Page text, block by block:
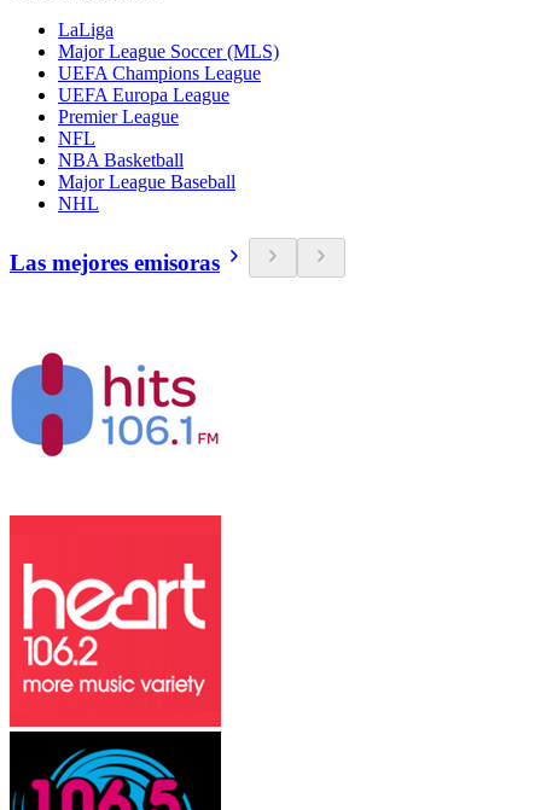
LaLiga
Major League Soccer (MLS)
UEFA Champions League
UEFA Europa League
Premier League
NFL
NBA Basketball
Major League Baseball
NHL
Las mejores emisoras